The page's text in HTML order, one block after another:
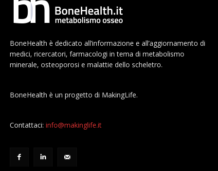
BoneHealth è dedicato all’informazione e all’aggiornamento di
medici, ricercatori, farmacologi in tema di metabolismo
minerale, osteoporosi e malattie dello scheletro.
BoneHealth è un progetto di MakingLife.
Contattaci: info@makinglife.it